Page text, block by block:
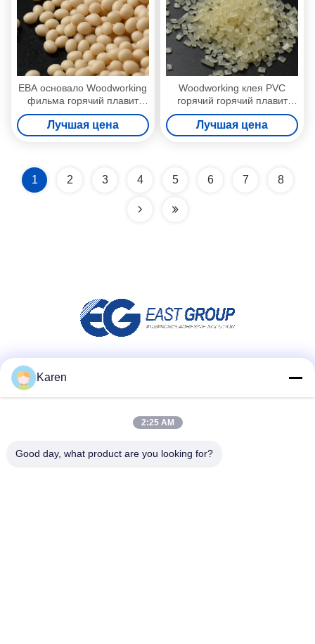
ЕВА основало Woodworking
фильма горячий плавит
слипчивое CAS7085-85-0
Лучшая цена
Woodworking клея PVC
горячий горячий плавит
слипчивое кольцевание
края зерен
Лучшая цена
1 2 3 4 5 6 7 8
Karen
2:25 AM
Good day, what product are you looking for?